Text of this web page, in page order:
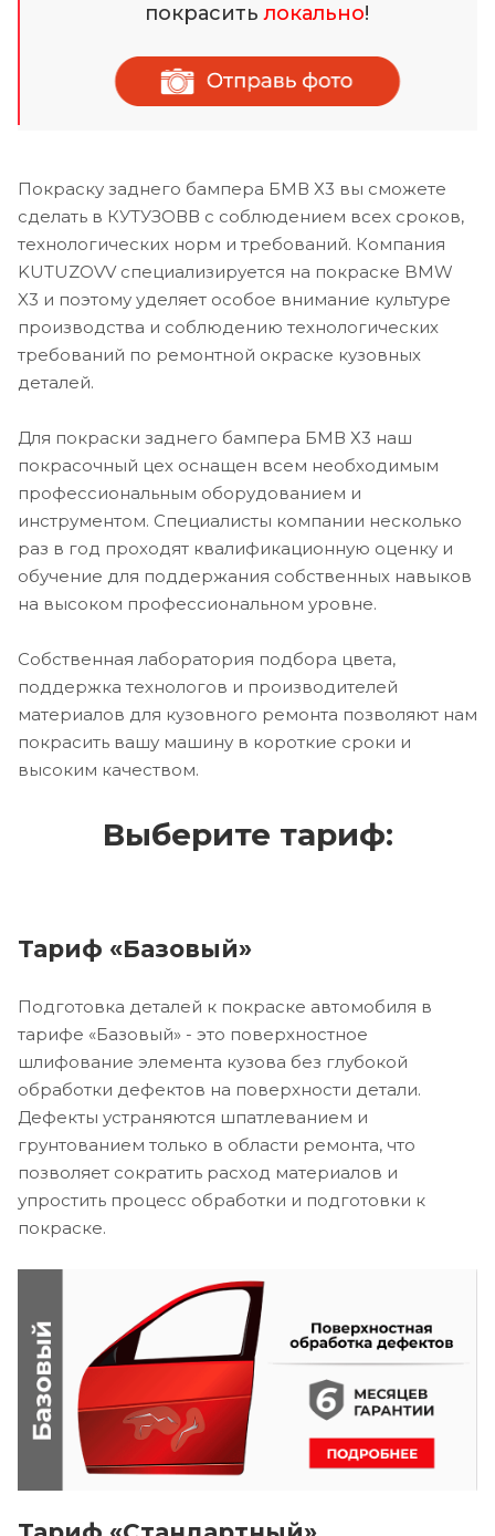
покраситьлокально!
Покраску заднего бампера БМВ Х3 вы сможете
сделать в КУТУЗОВВ с соблюдением всех сроков,
технологических норм и требований. Компания
KUTUZOVV специализируется на покраске BMW
X3 и поэтому уделяет особое внимание культуре
производства и соблюдению технологических
требований по ремонтной окраске кузовных
деталей.
Для покраски заднего бампера БМВ Х3 наш
покрасочный цех оснащен всем необходимым
профессиональным оборудованием и
инструментом. Специалисты компании несколько
раз в год проходят квалификационную оценку и
обучение для поддержания собственных навыков
на высоком профессиональном уровне.
Собственная лаборатория подбора цвета,
поддержка технологов и производителей
материалов для кузовного ремонта позволяют нам
покрасить вашу машину в короткие сроки и
высоким качеством.
Выберите тариф:
Тариф «Базовый»
Подготовка деталей к покраске автомобиля в
тарифе «Базовый» - это поверхностное
шлифование элемента кузова без глубокой
обработки дефектов на поверхности детали.
Дефекты устраняются шпатлеванием и
грунтованием только в области ремонта, что
позволяет сократить расход материалов и
упростить процесс обработки и подготовки к
покраске.